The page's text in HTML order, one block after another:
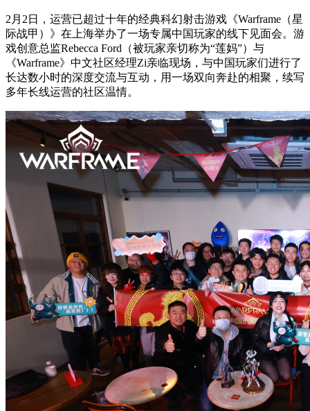
2月2日，运营已超过十年的经典科幻射击游戏《Warframe（星
际战甲）》在上海举办了一场专属中国玩家的线下见面会。游
戏创意总监Rebecca Ford（被玩家亲切称为“莲妈”）与
《Warframe》中文社区经理Zi亲临现场，与中国玩家们进行了
长达数小时的深度交流与互动，用一场双向奔赴的相聚，续写
多年长线运营的社区温情。